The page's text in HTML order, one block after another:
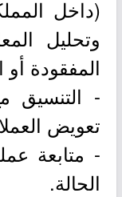
(داخل
وتحليل
المفقودة أو
- التنسيق
تعويض
- متابعة
الحالة.